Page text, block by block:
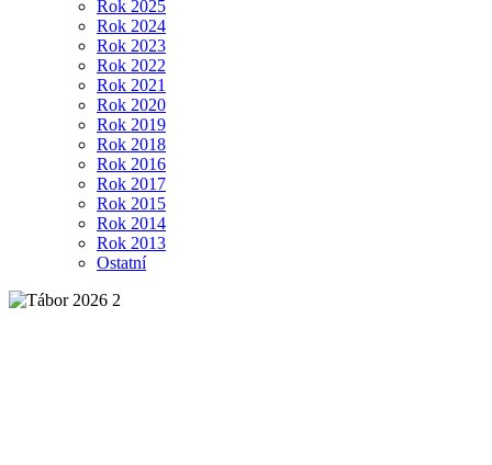
Rok 2025
Rok 2024
Rok 2023
Rok 2022
Rok 2021
Rok 2020
Rok 2019
Rok 2018
Rok 2016
Rok 2017
Rok 2015
Rok 2014
Rok 2013
Ostatní